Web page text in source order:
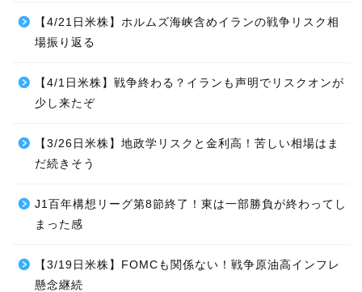
【4/21日米株】ホルムズ海峡含めイランの戦争リスク相
場振り返る
【4/1日米株】戦争終わる？イランも声明でリスクオンが
少し来たぞ
【3/26日米株】地政学リスクと金利高！苦しい相場はま
だ続きそう
J1百年構想リーグ第8節終了！東は一部勝負が終わってし
まった感
【3/19日米株】FOMCも関係ない！戦争原油高インフレ
懸念継続